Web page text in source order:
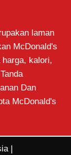
laman
McDonald's
harga, kalori,
Dan
McDonald's
|